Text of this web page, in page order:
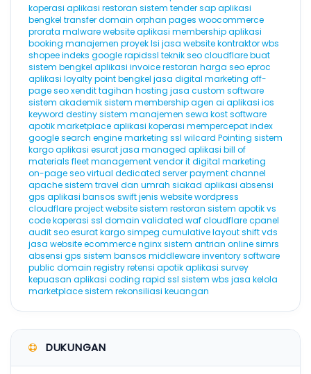
koperasi aplikasi restoran sistem tendersapaplikasi
bengkel transfer domain orphan pages woocommerce
prorata malware websiteaplikasi membershipaplikasi
booking manajemen proyeklsi jasa website kontraktorwbs
shopeeindeks googlerapidssl teknik seocloudflarebuat
sistem bengkel aplikasi invoicerestoran harga seoeproc
aplikasi loyalty pointbengkel jasa digital marketing off-
page seoxendittagihan hosting jasa custom software
sistem akademiksistem membershipagen ai aplikasi ios
keyword destinysistem manajemen sewa kostsoftware
apotikmarketplaceaplikasi koperasi mempercepat index
googlesearch engine marketing ssl wilcard Pointing sistem
kargoaplikasi esuratjasa managed aplikasi bill of
materials fleet managementvendor itdigital marketing
on-page seovirtual dedicated serverpayment channel
apachesistem travel dan umrah siakad aplikasi absensi
gps aplikasi bansos swiftjenis websitewordpress
cloudflareproject websitesistem restoran sistem apotikvs
codekoperasi ssl domain validated waf cloudflarecpanel
audit seoesuratkargosimpeg cumulative layout shiftvds
jasa website ecommercenginxsistem antrian onlinesimrs
absensi gps sistem bansos middlewareinventory software
public domain registryretensi apotikaplikasi survey
kepuasan aplikasi coding rapid ssl sistem wbs jasa kelola
marketplacesistem rekonsiliasi keuangan
DUKUNGAN